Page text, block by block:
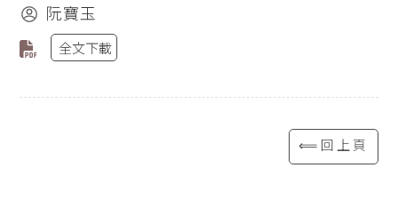
阮寶玉
全文下載
⟸回上頁